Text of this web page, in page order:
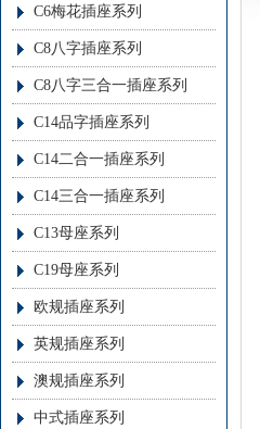
C6梅花插座系列
C8八字插座系列
C8八字三合一插座系列
C14品字插座系列
C14二合一插座系列
C14三合一插座系列
C13母座系列
C19母座系列
欧规插座系列
英规插座系列
澳规插座系列
中式插座系列